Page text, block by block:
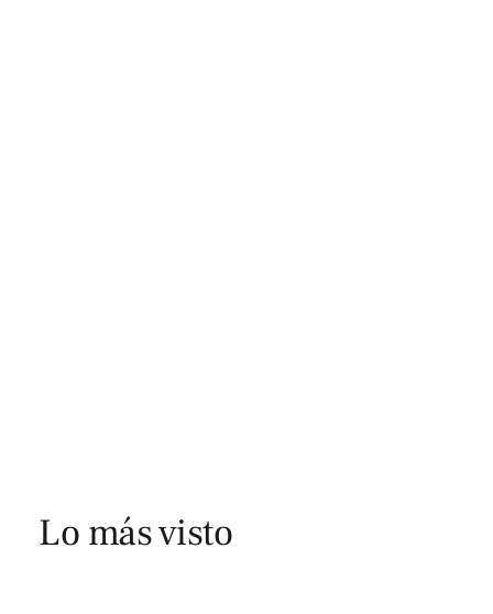
Lo más visto